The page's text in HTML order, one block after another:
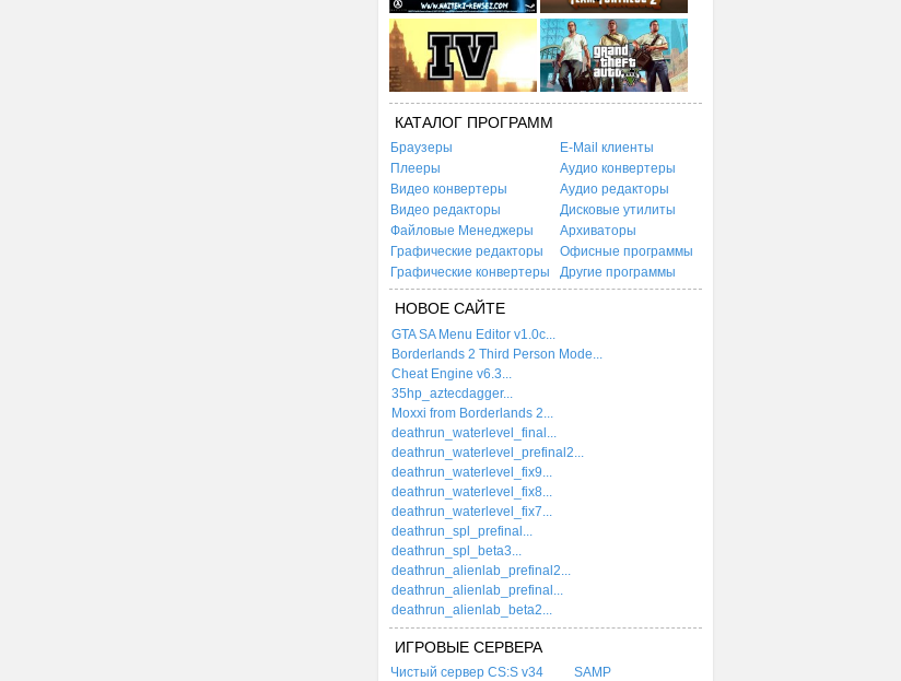
КАТАЛОГ ПРОГРАММ
Браузеры
E-Mail клиенты
Плееры
Аудио конвертеры
Видео конвертеры
Аудио редакторы
Видео редакторы
Дисковые утилиты
Файловые Менеджеры
Архиваторы
Графические редакторы
Офисные программы
Графические конвертеры
Другие программы
НОВОЕ САЙТЕ
GTA SA Menu Editor v1.0c...
Borderlands 2 Third Person Mode...
Cheat Engine v6.3...
35hp_aztecdagger...
Moxxi from Borderlands 2...
deathrun_waterlevel_final...
deathrun_waterlevel_prefinal2...
deathrun_waterlevel_fix9...
deathrun_waterlevel_fix8...
deathrun_waterlevel_fix7...
deathrun_spl_prefinal...
deathrun_spl_beta3...
deathrun_alienlab_prefinal2...
deathrun_alienlab_prefinal...
deathrun_alienlab_beta2...
ИГРОВЫЕ СЕРВЕРА
Чистый сервер CS:S v34
SAMP